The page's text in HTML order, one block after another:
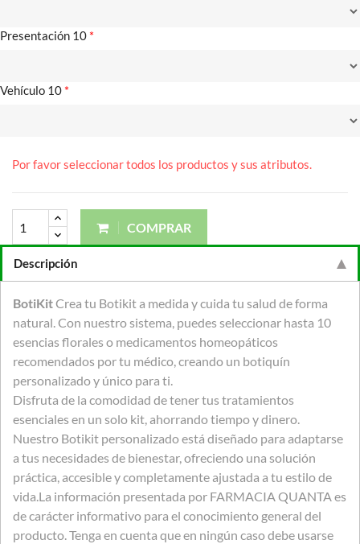
Presentación 10 *
Vehículo 10 *
Por favor seleccionar todos los productos y sus atributos.
COMPRAR
Descripción
BotiKitCrea tu Botikit a medida y cuida tu salud de forma
natural. Con nuestro sistema, puedes seleccionar hasta 10
esencias florales o medicamentos homeopáticos
recomendados por tu médico, creando un botiquín
personalizado y único para ti.
Disfruta de la comodidad de tener tus tratamientos
esenciales en un solo kit, ahorrando tiempo y dinero.
Nuestro Botikit personalizado está diseñado para adaptarse
a tus necesidades de bienestar, ofreciendo una solución
práctica, accesible y completamente ajustada a tu estilo de
vida.La información presentada por FARMACIA QUANTA es
de carácter informativo para el conocimiento general del
producto. Tenga en cuenta que en ningún caso debe usarse